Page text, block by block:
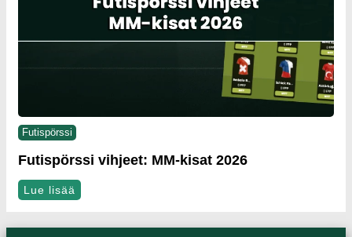
Futispörssi
Futispörssi vihjeet: MM-kisat 2026
Lue lisää